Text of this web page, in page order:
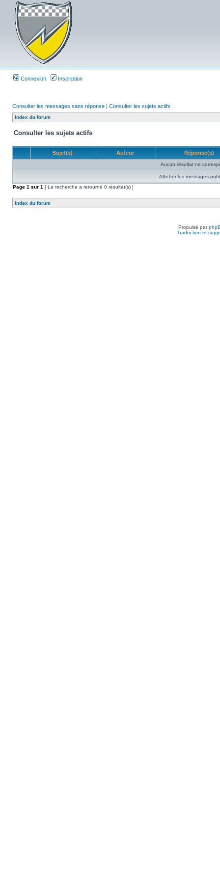
Connexion Inscription
Consulter les messages sans réponse | Consulter les sujets actifs
Index du forum
Consulter les sujets actifs
Sujet(s) Auteur Réponse(s)
Aucun résultat ne
Afficher les messages
Page 1 sur 1 [ La recherche a retourné 0 résultat(s) ]
Index du forum
Propulsé par
Traduction et